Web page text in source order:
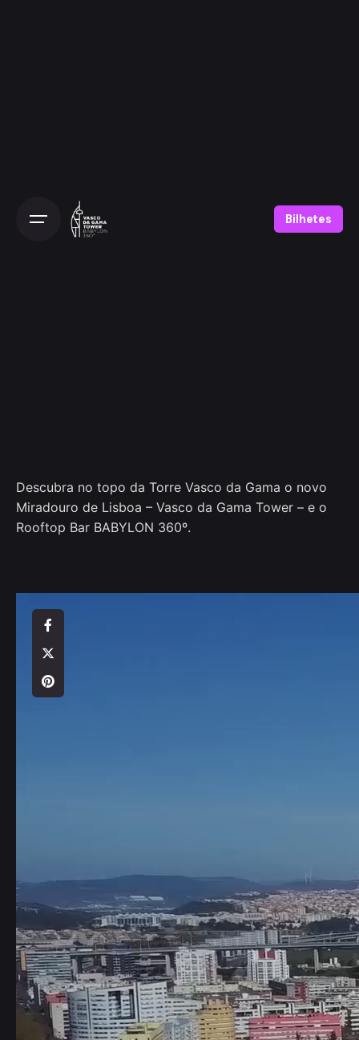
Bilhetes
Descubra no topo da Torre Vasco da Gama o novo
Miradouro de Lisboa – Vasco da Gama Tower – e o
Rooftop Bar BABYLON 360º.